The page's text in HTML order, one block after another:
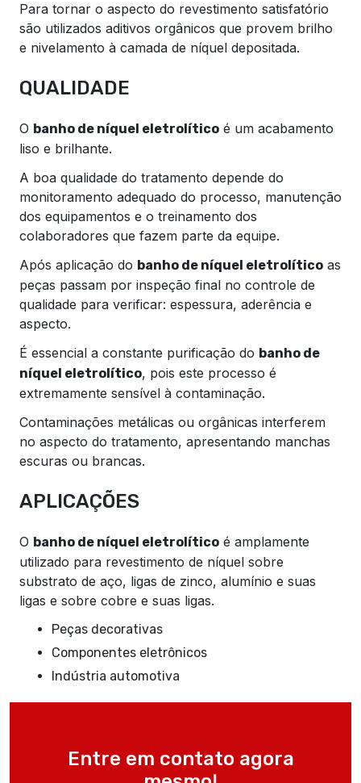
Para tornar o aspecto do revestimento satisfatório
são utilizados aditivos orgânicos que provem brilho
e nivelamento à camada de níquel depositada.
QUALIDADE
O banho de níquel eletrolítico é um acabamento
liso e brilhante.
A boa qualidade do tratamento depende do
monitoramento adequado do processo, manutenção
dos equipamentos e o treinamento dos
colaboradores que fazem parte da equipe.
Após aplicação do banho de níquel eletrolítico as
peças passam por inspeção final no controle de
qualidade para verificar: espessura, aderência e
aspecto.
É essencial a constante purificação do banho de
níquel eletrolítico, pois este processo é
extremamente sensível à contaminação.
Contaminações metálicas ou orgânicas interferem
no aspecto do tratamento, apresentando manchas
escuras ou brancas.
APLICAÇÕES
O banho de níquel eletrolítico é amplamente
utilizado para revestimento de níquel sobre
substrato de aço, ligas de zinco, alumínio e suas
ligas e sobre cobre e suas ligas.
Peças decorativas
Componentes eletrônicos
Indústria automotiva
Entre em contato agora